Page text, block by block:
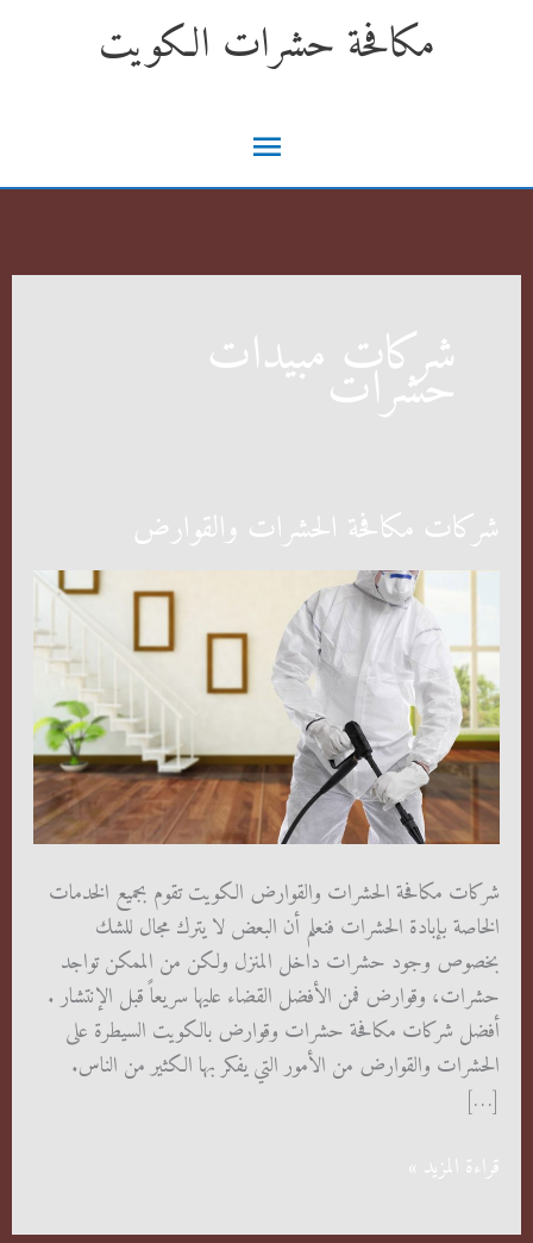
مكافحة حشرات الكويت
القائمة
الرئيسية
شركات مبيدات
حشرات
شركات مكافحة الحشرات والقوارض
شركات مكافحة الحشرات والقوارض الكويت تقوم بجميع الخدمات
الخاصة بإبادة الحشرات فنعلم أن البعض لا يترك مجال للشك
بخصوص وجود حشرات داخل المنزل ولكن من الممكن تواجد
حشرات، وقوارض فمن الأفضل القضاء عليها سريعاً قبل الإنتشار .
أفضل شركات مكافحة حشرات وقوارض بالكويت السيطرة على
الحشرات والقوارض من الأمور التي يفكر بها الكثير من الناس.
[…]
شركات
الحشرات
قراءة المزيد »